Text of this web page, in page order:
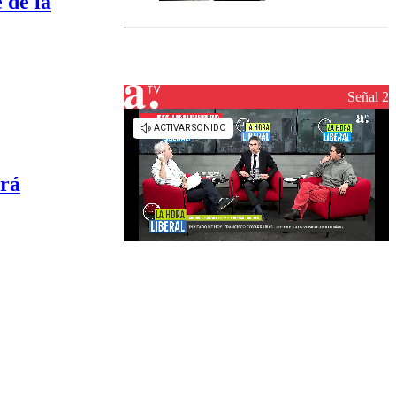
activa Alerta
Señal 2